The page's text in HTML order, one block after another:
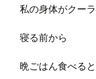
私の身体がクー
寝る前から
晩ごはん食べる